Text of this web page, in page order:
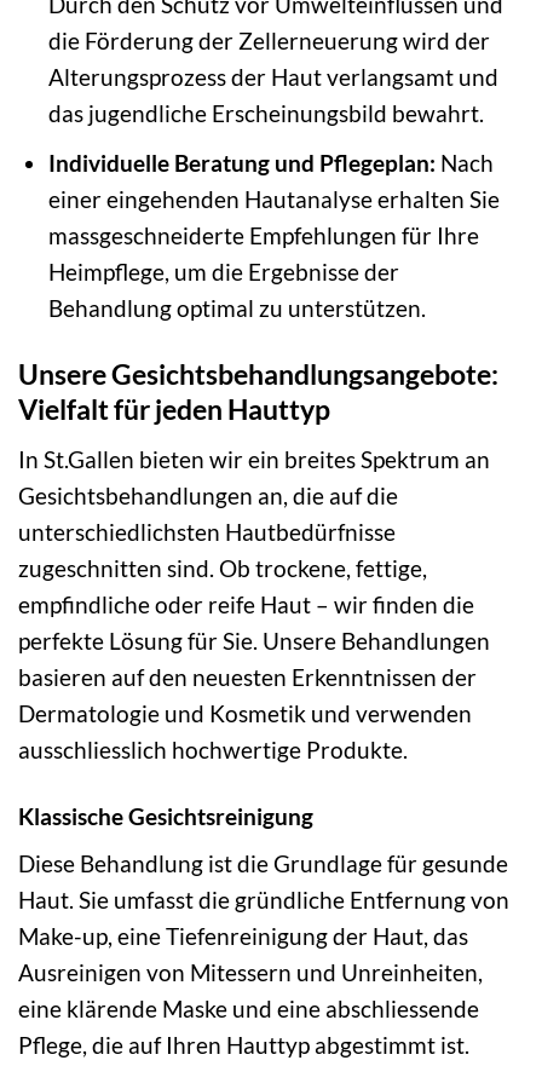
die Förderung der Zellerneuerung wird der
Alterungsprozess der Haut verlangsamt und
das jugendliche Erscheinungsbild bewahrt.
Individuelle Beratung und Pflegeplan: Nach
einer eingehenden Hautanalyse erhalten Sie
massgeschneiderte Empfehlungen für Ihre
Heimpflege, um die Ergebnisse der
Behandlung optimal zu unterstützen.
Unsere Gesichtsbehandlungsangebote:
Vielfalt für jeden Hauttyp
In St.Gallen bieten wir ein breites Spektrum an
Gesichtsbehandlungen an, die auf die
unterschiedlichsten Hautbedürfnisse
zugeschnitten sind. Ob trockene, fettige,
empfindliche oder reife Haut – wir finden die
perfekte Lösung für Sie. Unsere Behandlungen
basieren auf den neuesten Erkenntnissen der
Dermatologie und Kosmetik und verwenden
ausschliesslich hochwertige Produkte.
Klassische Gesichtsreinigung
Diese Behandlung ist die Grundlage für gesunde
Haut. Sie umfasst die gründliche Entfernung von
Make-up, eine Tiefenreinigung der Haut, das
Ausreinigen von Mitessern und Unreinheiten,
eine klärende Maske und eine abschliessende
Pflege, die auf Ihren Hauttyp abgestimmt ist.